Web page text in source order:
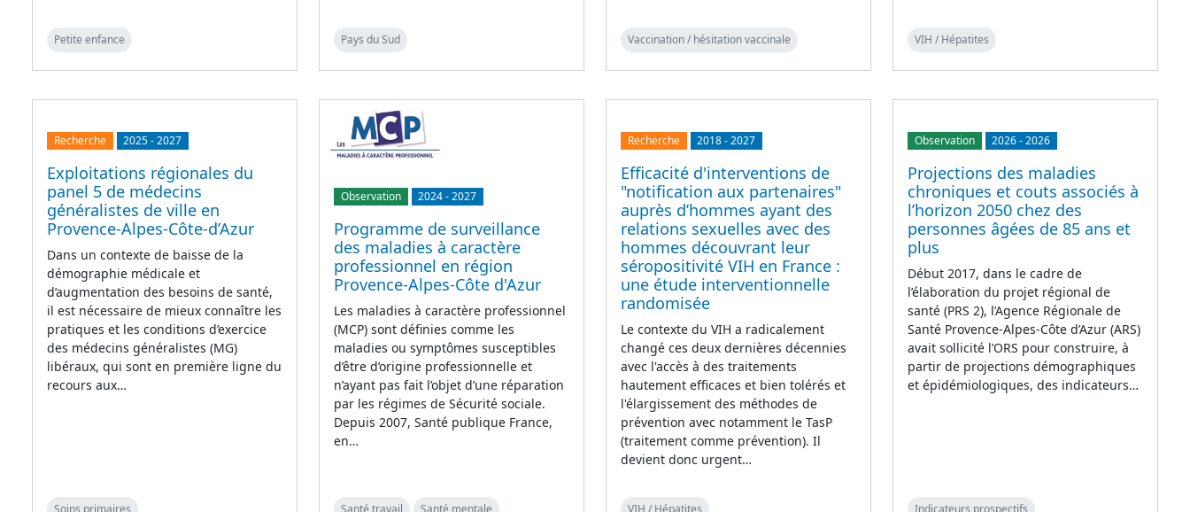
Petite enfance Pays du Sud Vaccination / hésitation vaccinale VIH / Hépatites
Recherche 2025-2027
Exploitations régionales du
panel 5 de médecins
généralistes de ville en
Provence-Alpes-Côte-d’Azur
Dans un contexte de baisse de la
démographie médicale et
d’augmentation des besoins de santé,
il est nécessaire de mieux connaître les
pratiques et les conditions d’exercice
des médecins généralistes (MG)
libéraux, qui sont en première ligne du
recours aux…
Soins primaires
Observation 2024-2027
Programme de surveillance
des maladies à caractère
professionnel en région
Provence-Alpes-Côte d'Azur
Les maladies à caractère professionnel
(MCP) sont définies comme les
maladies ou symptômes susceptibles
d’être d’origine professionnelle et
n’ayant pas fait l’objet d’une réparation
par les régimes de Sécurité sociale.
Depuis 2007, Santé publique France,
en…
Santé travail Santé mentale
Recherche 2018-2027
Efficacité d'interventions de
"notification aux partenaires"
auprès d’hommes ayant des
relations sexuelles avec des
hommes découvrant leur
séropositivité VIH en France :
une étude interventionnelle
randomisée
Le contexte du VIH a radicalement
changé ces deux dernières décennies
avec l'accès à des traitements
hautement efficaces et bien tolérés et
l'élargissement des méthodes de
prévention avec notamment le TasP
(traitement comme prévention). Il
devient donc urgent…
VIH / Hépatites
Observation 2026-2026
Projections des maladies
chroniques et couts associés à
l’horizon 2050 chez des
personnes âgées de 85 ans et
plus
Début 2017, dans le cadre de
l’élaboration du projet régional de
santé (PRS 2), l’Agence Régionale de
Santé Provence-Alpes-Côte d’Azur (ARS)
avait sollicité l’ORS pour construire, à
partir de projections démographiques
et épidémiologiques, des indicateurs…
Indicateurs prospectifs